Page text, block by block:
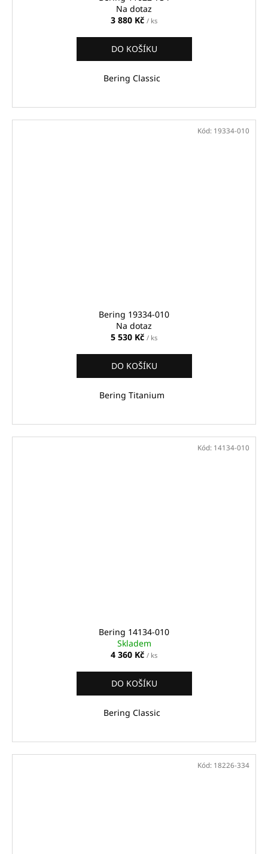
Na dotaz
3 880 Kč / ks
DO KOŠÍKU
Bering Classic
Bering 19334-010
Na dotaz
5 530 Kč / ks
DO KOŠÍKU
Bering Titanium
Kód: 19334-010
Bering 14134‑010
Skladem
4 360 Kč / ks
DO KOŠÍKU
Bering Classic
Kód: 14134-010
Kód: 18226-334